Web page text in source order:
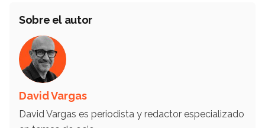
Sobre el autor
David Vargas
David Vargas es periodista y redactor especializado